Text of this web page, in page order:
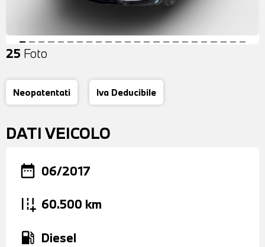
25 Foto
Neopatentati Iva Deducibile
DATI VEICOLO
date_range 06/2017
add_road 60.500 km
local_gas_station Diesel